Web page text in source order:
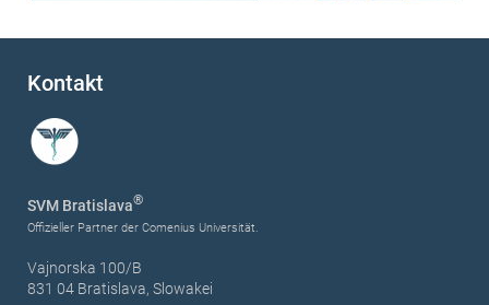
Kontakt
SVM Bratislava®
Offizieller Partner der Comenius Universität.
Vajnorska 100/B
831 04 Bratislava, Slowakei